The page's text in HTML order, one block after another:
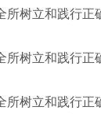
所树立和践行正
所树立和践行正
所树立和践行正